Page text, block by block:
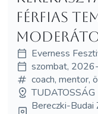
férfias
Everness
szombat,
coach, mentor,
TUDATOSSÁG
Bereczki-Budai